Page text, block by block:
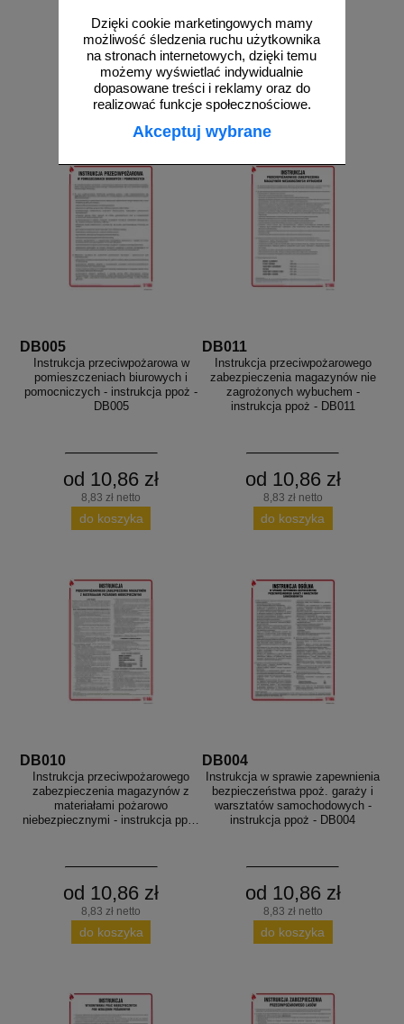
Dzięki cookie marketingowych mamy
możliwość śledzenia ruchu użytkownika
na stronach internetowych, dzięki temu
możemy wyświetlać indywidualnie
dopasowane treści i reklamy oraz do
realizować funkcje społecznościowe.
Akceptuj wybrane
od 10,86 zł
8,83 zł netto
do koszyka
od 10,86 zł
8,83 zł netto
do koszyka
DB005
Instrukcja przeciwpożarowa w
pomieszczeniach biurowych i
pomocniczych - instrukcja ppoż -
DB005
od 10,86 zł
8,83 zł netto
do koszyka
DB011
Instrukcja przeciwpożarowego
zabezpieczenia magazynów nie
zagrożonych wybuchem -
instrukcja ppoż - DB011
od 10,86 zł
8,83 zł netto
do koszyka
DB010
Instrukcja przeciwpożarowego
zabezpieczenia magazynów z
materiałami pożarowo
niebezpiecznymi - instrukcja ppoż
od 10,86 zł
8,83 zł netto
do koszyka
DB004
Instrukcja w sprawie zapewnienia
bezpieczeństwa ppoż. garaży i
warsztatów samochodowych -
instrukcja ppoż - DB004
od 10,86 zł
8,83 zł netto
do koszyka